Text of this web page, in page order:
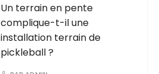
Un terrain en pente
complique-t-il une
installation terrain de
pickleball ?